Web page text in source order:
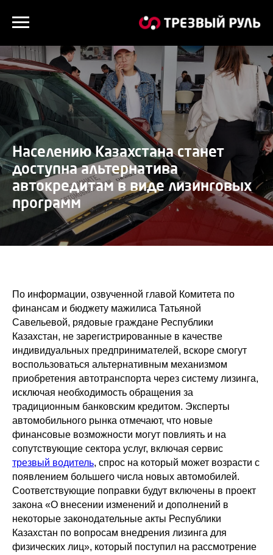
Населению Казахстана станет
доступна альтернатива
автокредитам в виде лизинговых
программ
По информации, озвученной главой Комитета по
финансам и бюджету мажилиса Татьяной
Савельевой, рядовые граждане Республики
Казахстан, не зарегистрированные в качестве
индивидуальных предпринимателей, вскоре смогут
воспользоваться альтернативным механизмом
приобретения автотранспорта через систему лизинга,
исключая необходимость обращения за
традиционным банковским кредитом. Эксперты
автомобильного рынка отмечают, что новые
финансовые возможности могут повлиять и на
сопутствующие сектора услуг, включая сервис
трезвый водитель, спрос на который может возрасти с
появлением большего числа новых автомобилей.
Соответствующие поправки будут включены в проект
закона «О внесении изменений и дополнений в
некоторые законодательные акты Республики
Казахстан по вопросам внедрения лизинга для
физических лиц», который поступил на рассмотрение